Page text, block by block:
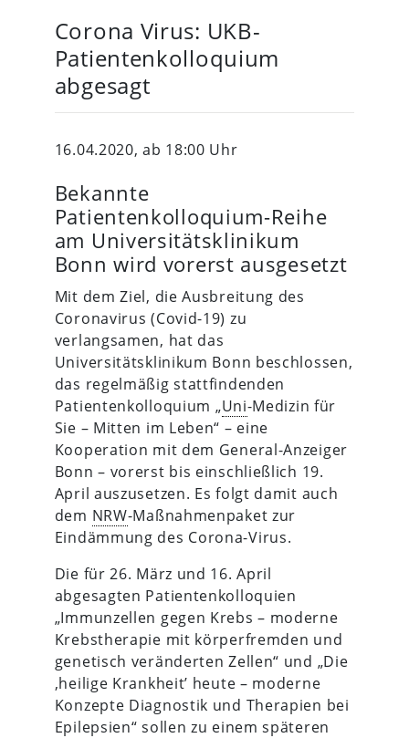
Corona Virus: UKB-
Patientenkolloquium
abgesagt
16.04.2020, ab 18:00 Uhr
Bekannte
Patientenkolloquium-Reihe
am Universitätsklinikum
Bonn wird vorerst ausgesetzt
Mit dem Ziel, die Ausbreitung des
Coronavirus (Covid-19) zu
verlangsamen, hat das
Universitätsklinikum Bonn beschlossen,
das regelmäßig stattfindenden
Patientenkolloquium „Uni-Medizin für
Sie – Mitten im Leben“ – eine
Kooperation mit dem General-Anzeiger
Bonn – vorerst bis einschließlich 19.
April auszusetzen. Es folgt damit auch
dem NRW-Maßnahmenpaket zur
Eindämmung des Corona-Virus.
Die für 26. März und 16. April
abgesagten Patientenkolloquien
„Immunzellen gegen Krebs – moderne
Krebstherapie mit körperfremden und
genetisch veränderten Zellen“ und „Die
‚heilige Krankheit’ heute – moderne
Konzepte Diagnostik und Therapien bei
Epilepsien“ sollen zu einem späteren